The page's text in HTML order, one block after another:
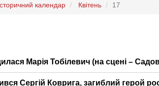
календар Квітень 17
Марія Тобілевич (на сцені –
Сергій Коврига, загиблий герой